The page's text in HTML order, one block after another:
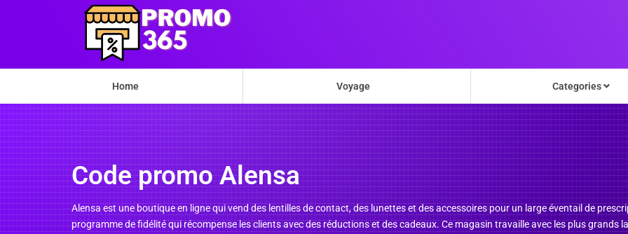
Home Voyage Categories
Code promo Alensa
Alensa est une boutique en ligne qui vend des lentilles de contact, des lunettes et des accessoires pour un large éventail de
programme de fidélité qui récompense les clients avec des réductions et des cadeaux. Ce magasin travaille avec les plus